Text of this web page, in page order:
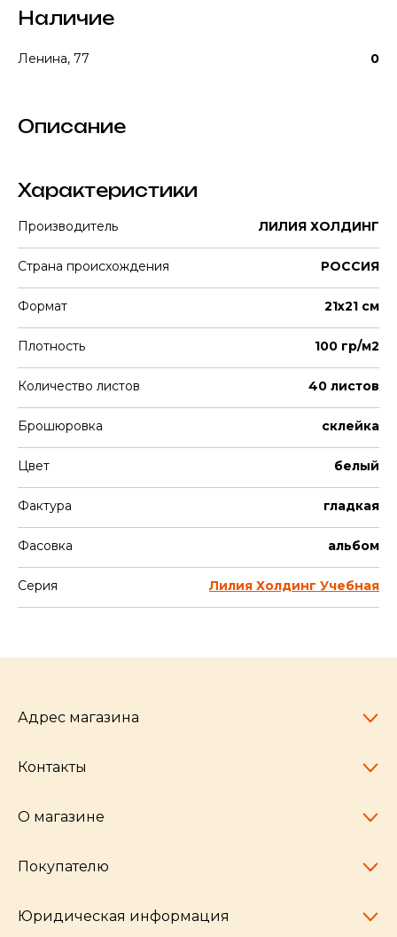
Наличие
Ленина, 77 0
Описание
Характеристики
Производитель ЛИЛИЯ ХОЛДИНГ
Страна происхождения РОССИЯ
Формат 21х21 см
Плотность 100 гр/м2
Количество листов 40 листов
Брошюровка склейка
Цвет белый
Фактура гладкая
Фасовка альбом
Серия Лилия Холдинг Учебная
Адрес магазина
Челябинск,
Контакты
pocherkartshop@mail.ru
hello@pocherkartshop.ru
О магазине
Наши истории
Покупателю
Условия доставки
Юридическая информация